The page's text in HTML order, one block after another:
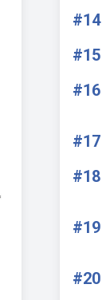
#14
#15
#16
#17
#18
#19
#20